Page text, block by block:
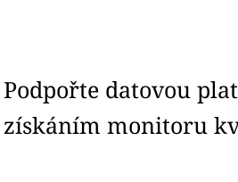
Podpořte datovou
získáním monitoru